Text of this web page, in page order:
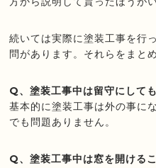
続いては実際に塗装工事を行
問があります。それらをまと
Q、塗装工事中は留守にして
基本的に塗装工事は外の事に
でも問題ありません。
Q、塗装工事中は窓を開ける